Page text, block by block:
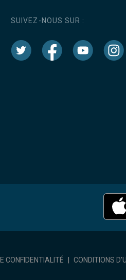
SUIVEZ-NOUS SUR :
CONFIDENTIALITÉ | CONDITIONS